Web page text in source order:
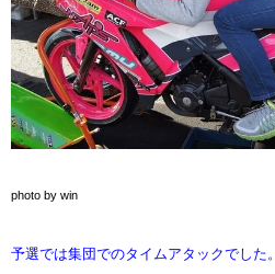
photo by win
予選では集団でのタイムアタックでした。